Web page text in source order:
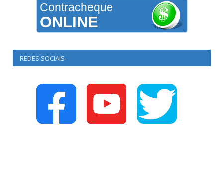
Contracheque
ONLINE
REDES SOCIAIS